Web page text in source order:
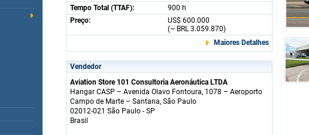
Tempo Total (TTAF):
900 h
Preço:
US$ 600.000
(~ BRL 3.059.870)
Maiores Detalhes
Vendedor
Aviation Store 101 Consultoria Aeronáutica LTDA
Hangar CASP – Avenida Olavo Fontoura, 1078 – Aeroporto
Campo de Marte – Santana, São Paulo
02012-021 São Paulo - SP
Brasil